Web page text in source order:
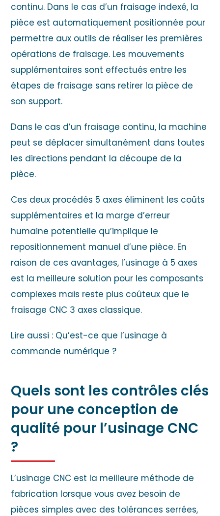
continu. Dans le cas d’un fraisage indexé, la
pièce est automatiquement positionnée pour
permettre aux outils de réaliser les premières
opérations de fraisage. Les mouvements
supplémentaires sont effectués entre les
étapes de fraisage sans retirer la pièce de
son support.
Dans le cas d’un fraisage continu, la machine
peut se déplacer simultanément dans toutes
les directions pendant la découpe de la
pièce.
Ces deux procédés 5 axes éliminent les coûts
supplémentaires et la marge d’erreur
humaine potentielle qu’implique le
repositionnement manuel d’une pièce. En
raison de ces avantages, l’usinage à 5 axes
est la meilleure solution pour les composants
complexes mais reste plus coûteux que le
fraisage CNC 3 axes classique.
Lire aussi : Qu’est-ce que l’usinage à
commande numérique ?
Quels sont les contrôles clés
pour une conception de
qualité pour l’usinage CNC
?
L’usinage CNC est la meilleure méthode de
fabrication lorsque vous avez besoin de
pièces simples avec des tolérances serrées,